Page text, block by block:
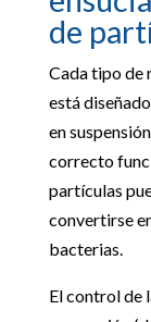
de
Cada tipo de
está
en
correcto
partículas
convertirse
bacterias.
El control de